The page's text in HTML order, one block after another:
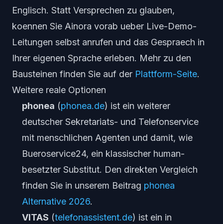
Englisch. Statt Versprechen zu glauben,
koennen Sie Ainora vorab ueber Live-Demo-
Leitungen selbst anrufen und das Gespraech in
Ihrer eigenen Sprache erleben. Mehr zu den
Bausteinen finden Sie auf der Plattform-Seite.
Weitere reale Optionen
phonea (phonea.de) ist ein weiterer
deutscher Sekretariats- und Telefonservice
mit menschlichen Agenten und damit, wie
Bueroservice24, ein klassischer human-
besetzter Substitut. Den direkten Vergleich
finden Sie in unserem Beitrag phonea
Alternative 2026.
VITAS (telefonassistent.de) ist ein in